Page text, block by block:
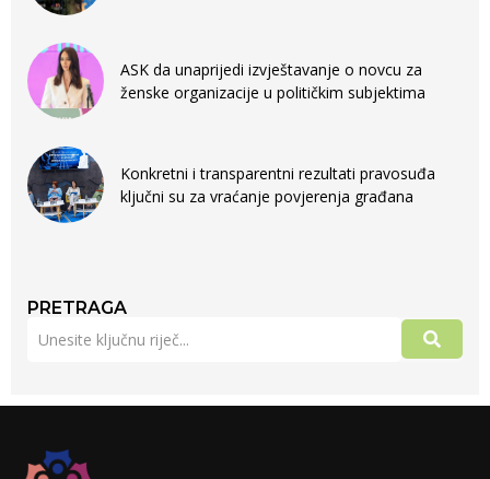
ASK da unaprijedi izvještavanje o novcu za
ženske organizacije u političkim subjektima
Konkretni i transparentni rezultati pravosuđa
ključni su za vraćanje povjerenja građana
PRETRAGA